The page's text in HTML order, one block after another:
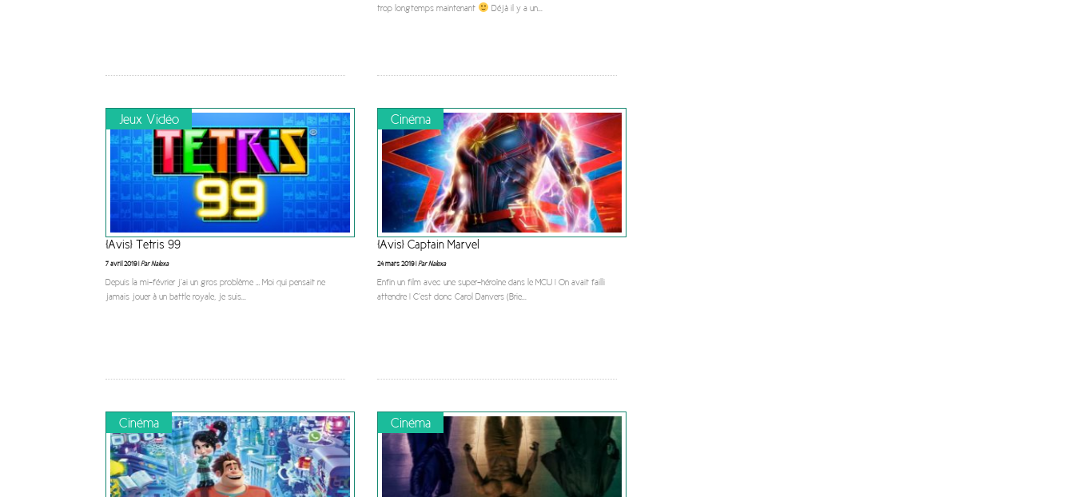
trop longtemps maintenant
Déjà il y a un...
Jeux Vidéo
[Avis] Tetris 99
7 avril 2019 |Par Nalexa
Depuis la mi-février j’ai un gros problème … Moi qui pensait ne
jamais jouer à un battle royale, je suis...
Cinéma
[Avis] Captain Marvel
24 mars 2019 |Par Nalexa
Enfin un film avec une super-héroïne dans le MCU ! On avait failli
attendre ! C’est donc Carol Danvers (Brie...
Cinéma Cinéma